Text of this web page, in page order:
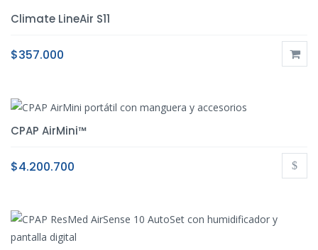
Climate LineAir S11
$357.000
CPAP AirMini™
$4.200.700